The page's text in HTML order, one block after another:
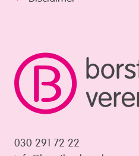
030 291 72 22